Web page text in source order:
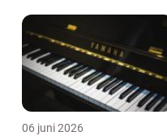
06 juni 2026